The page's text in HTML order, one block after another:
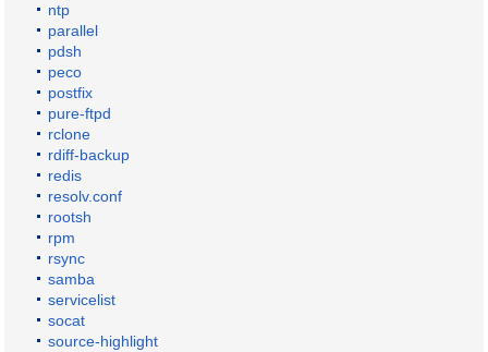
ntp
parallel
pdsh
peco
postfix
pure-ftpd
rclone
rdiff-backup
redis
resolv.conf
rootsh
rpm
rsync
samba
servicelist
socat
source-highlight